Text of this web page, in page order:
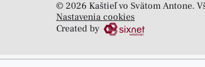
© 2026 Kaštieľ vo Svätom Antone.
Nastavenia cookies
Created by